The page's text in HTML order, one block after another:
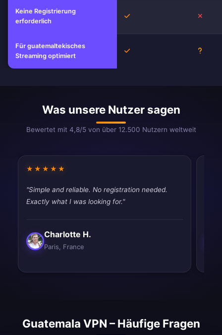
Keine Registrierung
erforderlich
Ja
Für guatemaltekisches
Streaming optimiert
Ja
Was unsere Nutzer sagen
Bewertet mit 4,8/5 von über 12.500 Nutzern weltweit
★★★★★
"Simple and reliable. No registration needed.
Exactly what I was looking for."
Charlotte H.
Paris, France
Guatemala VPN – Häufige Fragen